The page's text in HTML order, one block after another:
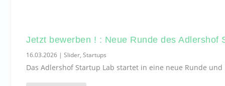
Jetzt bewerben ! : Neue Runde des Adlershof
16.03.2026 |Slider,Startups
Das Adlershof Startup Lab startet in eine neue Runde